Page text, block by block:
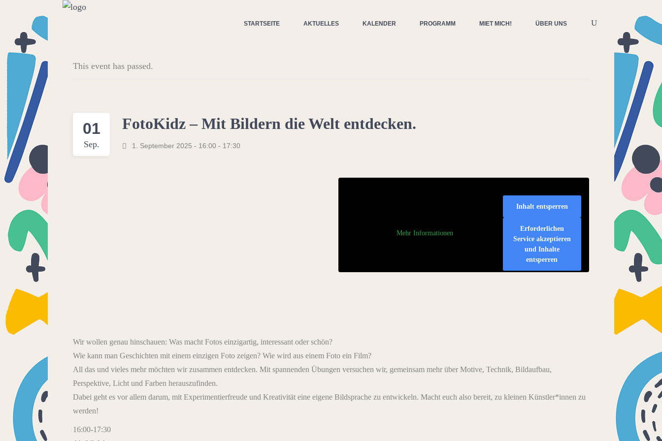
STARTSEITE AKTUELLES KALENDER PROGRAMM MIET MICH! ÜBER UNS
This event has passed.
01
Sep.
FotoKidz – Mit Bildern die Welt entdecken.
1. September 2025 - 16:00 - 17:30
Mehr Informationen
Inhalt entsperren
Erforderlichen
Service akzeptieren
und Inhalte
entsperren
Wir wollen genau hinschauen: Was macht Fotos einzigartig, interessant oder schön?
Wie kann man Geschichten mit einem einzigen Foto zeigen? Wie wird aus einem Foto ein Film?
All das und vieles mehr möchten wir zusammen entdecken. Mit spannenden Übungen versuchen wir, gemeinsam mehr über Motive, Technik, Bildaufbau,
Perspektive, Licht und Farben herauszufinden.
Dabei geht es vor allem darum, mit Experimentierfreude und Kreativität eine eigene Bildsprache zu entwickeln. Macht euch also bereit, zu kleinen Künstler*innen zu
werden!
16:00-17:30